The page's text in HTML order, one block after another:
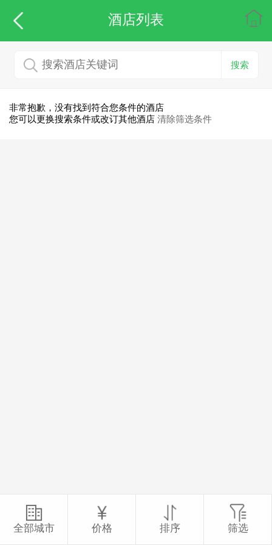
酒店列表
搜索
非常抱歉，没有找到符合您条件的酒店
您可以更换搜索条件或改订其他酒店 清除筛选条件
全部城市 价格 排序 筛选